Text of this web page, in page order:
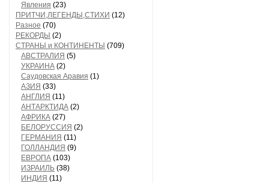
Явления (23)
ПРИТЧИ,ЛЕГЕНДЫ,СТИХИ (12)
Разное (70)
РЕКОРДЫ (2)
СТРАНЫ и КОНТИНЕНТЫ (709)
АВСТРАЛИЯ (5)
УКРАИНА (2)
Саудовская Аравия (1)
АЗИЯ (33)
АНГЛИЯ (11)
АНТАРКТИДА (2)
АФРИКА (27)
БЕЛОРУССИЯ (2)
ГЕРМАНИЯ (11)
ГОЛЛАНДИЯ (9)
ЕВРОПА (103)
ИЗРАИЛЬ (38)
ИНДИЯ (11)